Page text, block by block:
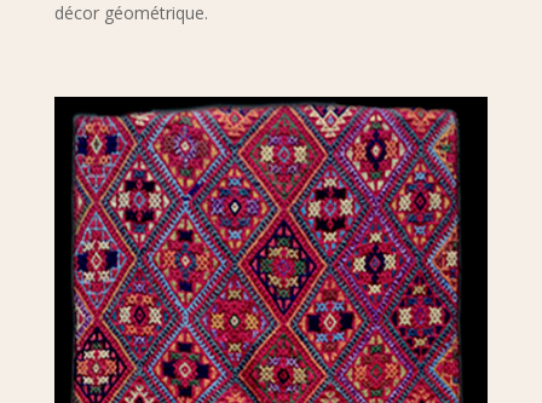
décor géométrique.